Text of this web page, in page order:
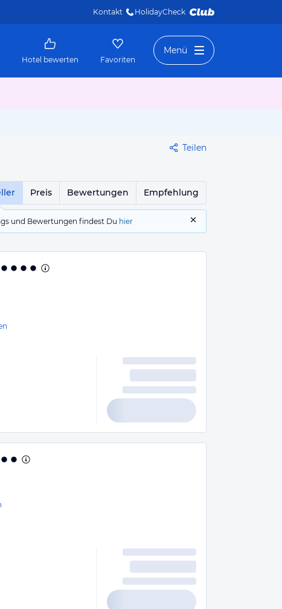
Kontakt HolidayCheck
Hotel bewerten Favoriten
Menü
Teilen
Preis Bewertungen Empfehlung
und Bewertungen findest Du hier